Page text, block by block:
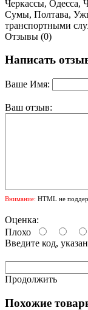
Черкассы, Одесса,
Сумы, Полтава,
транспортными
Отзывы (0)
Написать
Ваше Имя:
Ваш отзыв:
Внимание: HTML не
Оценка:
Плохо
Введите код,
Продолжить
Похожие